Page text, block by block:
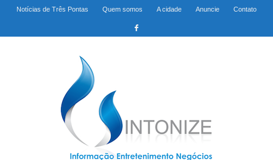
Notícias de Três Pontas Quem somos A cidade Anuncie Contato